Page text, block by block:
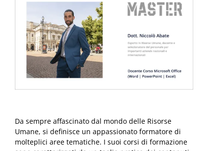
Da sempre affascinato dal mondo delle Risorse
Umane, si definisce un appassionato formatore di
molteplici aree tematiche. I suoi corsi di formazione